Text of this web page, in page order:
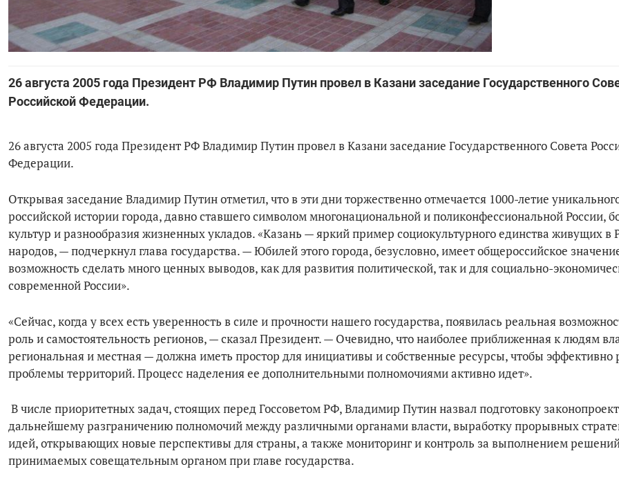
26 августа 2005 года Президент РФ Владимир Путин провел в Казани заседание Государственного
Российской Федерации.
26 августа 2005 года Президент РФ Владимир Путин провел в Казани заседание Государственного Совета
Федерации.
Открывая заседание Владимир Путин отметил, что в эти дни торжественно отмечается 1000-летие
российской истории города, давно ставшего символом многонациональной и поликонфессиональной России,
культур и разнообразия жизненных укладов. «Казань — яркий пример социокультурного единства живущих в
народов, — подчеркнул глава государства. — Юбилей этого города, безусловно, имеет общероссийское
возможность сделать много ценных выводов, как для развития политической, так и для социально-
современной России».
«Сейчас, когда у всех есть уверенность в силе и прочности нашего государства, появилась реальная
роль и самостоятельность регионов, — сказал Президент. — Очевидно, что наиболее приближенная к людям
региональная и местная — должна иметь простор для инициативы и собственные ресурсы, чтобы эффективно
проблемы территорий. Процесс наделения ее дополнительными полномочиями активно идет».
В числе приоритетных задач, стоящих перед Госсоветом РФ, Владимир Путин назвал подготовку
дальнейшему разграничению полномочий между различными органами власти, выработку прорывных
идей, открывающих новые перспективы для страны, а также мониторинг и контроль за выполнением
принимаемых совещательным органом при главе государства.